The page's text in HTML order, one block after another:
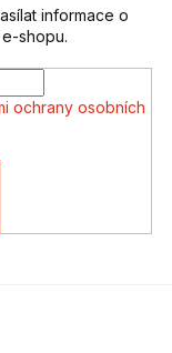
informace o
shopu.
ochrany osobních